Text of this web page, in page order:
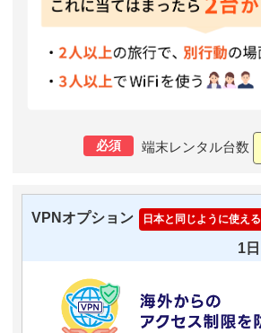
必須 端末レンタル台数
VPNオプション 日本と同じように使える
1日